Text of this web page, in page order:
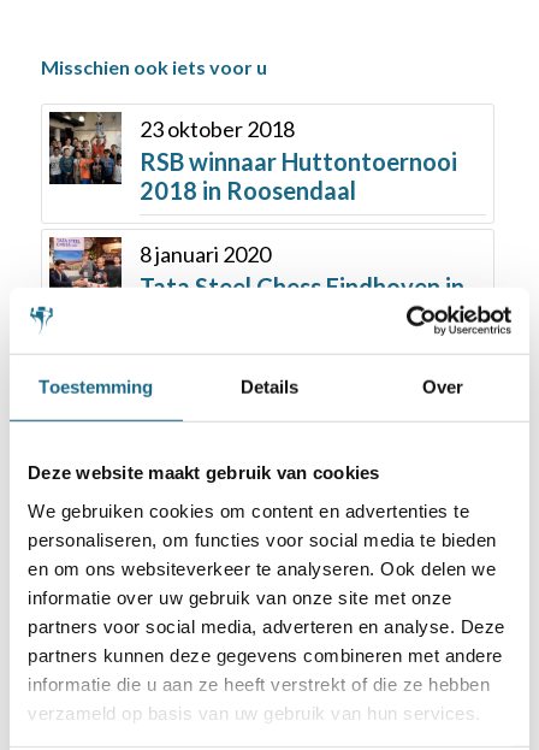
Toestemming Details Over
Deze website maakt gebruik van cookies
We gebruiken cookies om content en advertenties te
personaliseren, om functies voor social media te bieden
en om ons websiteverkeer te analyseren. Ook delen we
informatie over uw gebruik van onze site met onze
partners voor social media, adverteren en analyse. Deze
partners kunnen deze gegevens combineren met andere
informatie die u aan ze heeft verstrekt of die ze hebben
verzameld op basis van uw gebruik van hun services.
Misschien ook iets voor u
23 oktober 2018
RSB winnaar Huttontoernooi
2018 in Roosendaal
8 januari 2020
Tata Steel Chess Eindhoven in
31 januari 2021
Jorden van Foreest wint Tata
20 juni 2018
Team van Magnus kampioen 1e
Chesskid NK viertallen
5 maart 2018
Benjamin Bok sterkste
Nederlandse deelnemer op EK